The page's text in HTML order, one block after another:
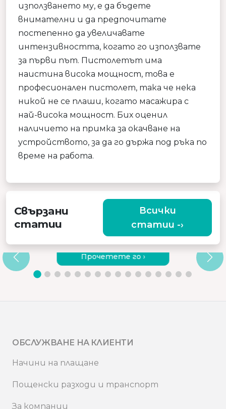
използването му, е да бъдете
внимателни и да предпочитате
постепенно да увеличавате
интензивността, когато го използвате
за първи път. Пистолетът има
наистина висока мощност, това е
професионален пистолет, така че нека
никой не се плаши, когато масажира с
най-висока мощност. Бих оценил
наличието на примка за окачване на
устройството, за да го държа под ръка по
време на работа.
Свързани
статии
Всички
статии -›
ЗАЩО ДА ИЗБЕРЕТЕ КАЧЕСТВЕН
ВИБРИРАЩ МАСАЖОР?
Прочетете го ›
ОБСЛУЖВАНЕ НА КЛИЕНТИ
Начини на плащане
Пощенски разходи и транспорт
За компании